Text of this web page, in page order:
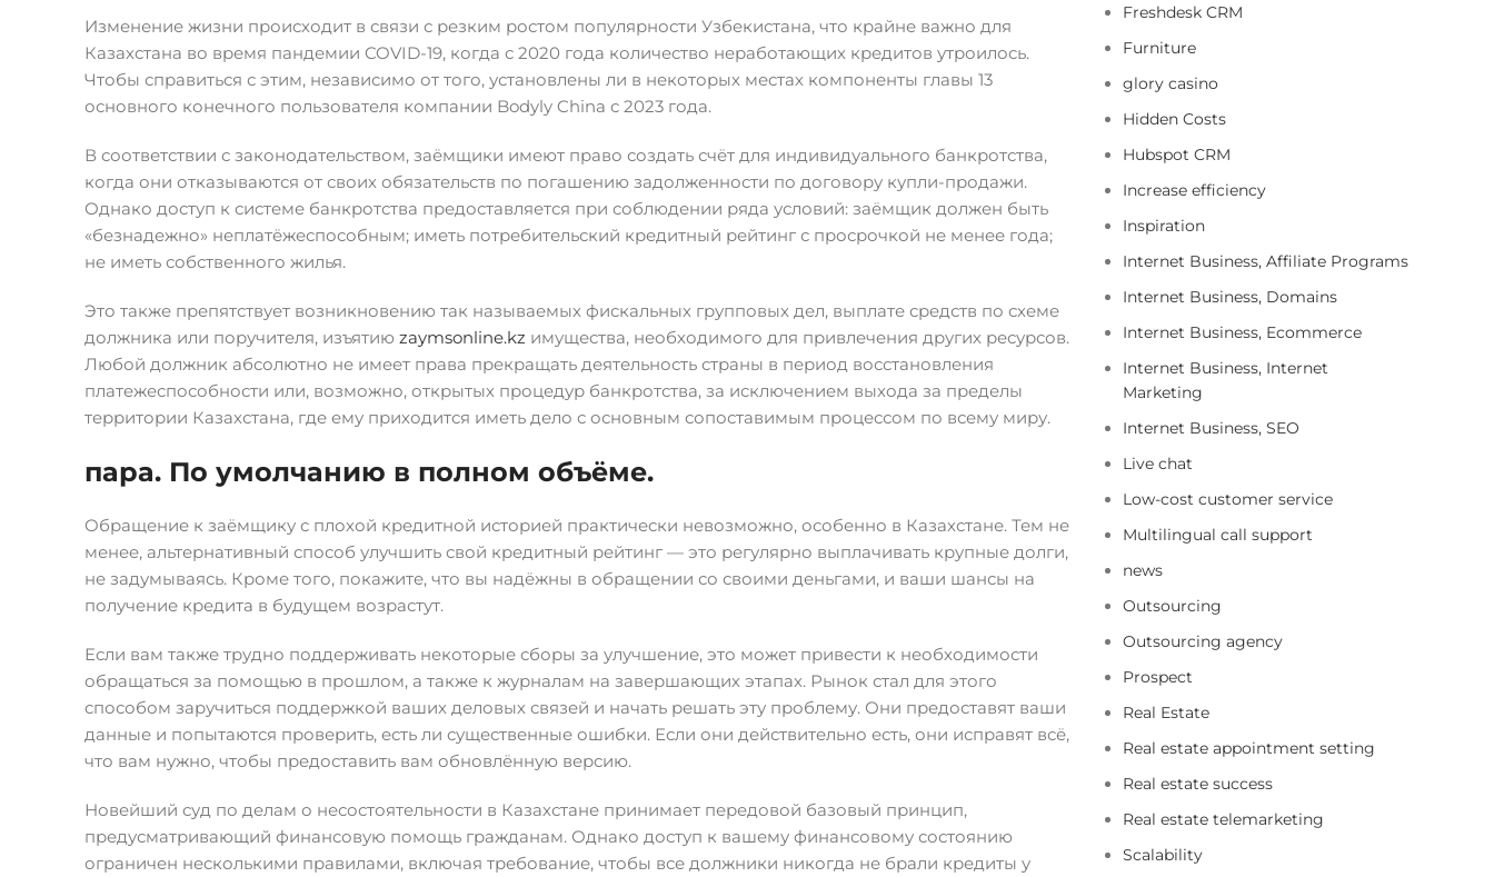
Изменение жизни происходит в связи с резким ростом популярности Узбекистана, что крайне важно для
Казахстана во время пандемии COVID-19, когда с 2020 года количество неработающих кредитов утроилось.
Чтобы справиться с этим, независимо от того, установлены ли в некоторых местах компоненты главы 13
основного конечного пользователя компании Bodyly China с 2023 года.
В соответствии с законодательством, заёмщики имеют право создать счёт для индивидуального банкротства,
когда они отказываются от своих обязательств по погашению задолженности по договору купли-продажи.
Однако доступ к системе банкротства предоставляется при соблюдении ряда условий: заёмщик должен быть
«безнадежно» неплатёжеспособным; иметь потребительский кредитный рейтинг с просрочкой не менее года;
не иметь собственного жилья.
Это также препятствует возникновению так называемых фискальных групповых дел, выплате средств по схеме
должника или поручителя, изъятию zaymsonline.kz имущества, необходимого для привлечения других ресурсов.
Любой должник абсолютно не имеет права прекращать деятельность страны в период восстановления
платежеспособности или, возможно, открытых процедур банкротства, за исключением выхода за пределы
территории Казахстана, где ему приходится иметь дело с основным сопоставимым процессом по всему миру.
пара. По умолчанию в полном объёме.
Обращение к заёмщику с плохой кредитной историей практически невозможно, особенно в Казахстане. Тем не
менее, альтернативный способ улучшить свой кредитный рейтинг — это регулярно выплачивать крупные долги,
не задумываясь. Кроме того, покажите, что вы надёжны в обращении со своими деньгами, и ваши шансы на
получение кредита в будущем возрастут.
Если вам также трудно поддерживать некоторые сборы за улучшение, это может привести к необходимости
обращаться за помощью в прошлом, а также к журналам на завершающих этапах. Рынок стал для этого
способом заручиться поддержкой ваших деловых связей и начать решать эту проблему. Они предоставят ваши
данные и попытаются проверить, есть ли существенные ошибки. Если они действительно есть, они исправят всё,
что вам нужно, чтобы предоставить вам обновлённую версию.
Новейший суд по делам о несостоятельности в Казахстане принимает передовой базовый принцип,
предусматривающий финансовую помощь гражданам. Однако доступ к вашему финансовому состоянию
ограничен несколькими правилами, включая требование, чтобы все должники никогда не брали кредиты у
Freshdesk CRM
Furniture
glory casino
Hidden Costs
Hubspot CRM
Increase efficiency
Inspiration
Internet Business, Affiliate Programs
Internet Business, Domains
Internet Business, Ecommerce
Internet Business, Internet
Marketing
Internet Business, SEO
Live chat
Low-cost customer service
Multilingual call support
news
Outsourcing
Outsourcing agency
Prospect
Real Estate
Real estate appointment setting
Real estate success
Real estate telemarketing
Scalability